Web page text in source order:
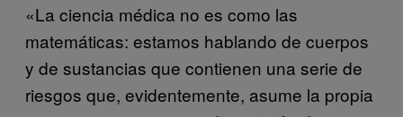
«La ciencia médica no es como las
matemáticas: estamos hablando de cuerpos
y de sustancias que contienen una serie de
riesgos que, evidentemente, asume la propia